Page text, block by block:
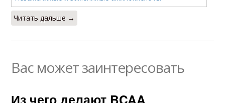
Читать дальше →
Вас может заинтересовать